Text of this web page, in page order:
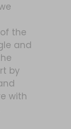
the
and
by
with